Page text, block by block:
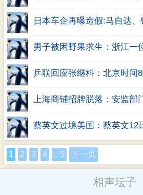
1 2 3 4 .. 5 下一页
相声坛子